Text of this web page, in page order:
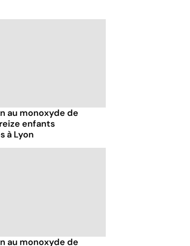
au monoxyde de
enfants
à Lyon
au monoxyde de